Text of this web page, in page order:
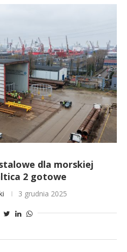
dla morskiej
2 gotowe
3 grudnia 2025